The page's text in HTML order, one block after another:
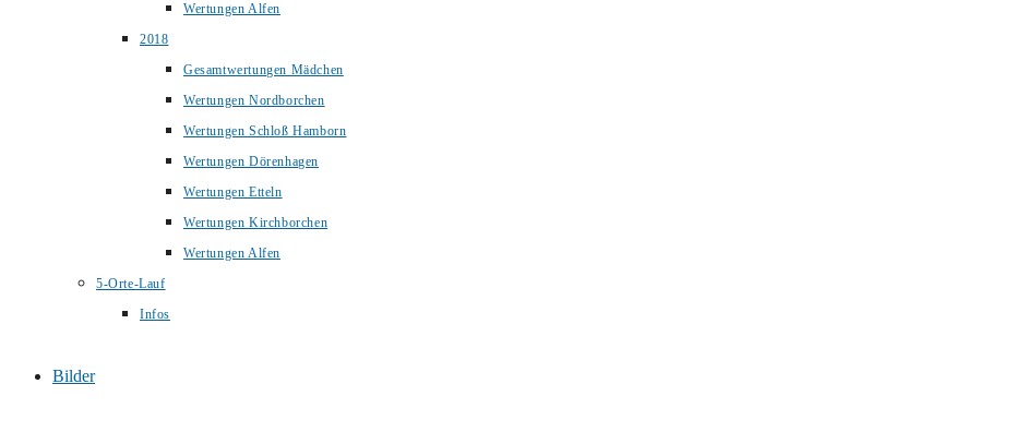
Wertungen Alfen
2018
Gesamtwertungen Mädchen
Wertungen Nordborchen
Wertungen Schloß Hamborn
Wertungen Dörenhagen
Wertungen Etteln
Wertungen Kirchborchen
Wertungen Alfen
5-Orte-Lauf
Infos
Bilder